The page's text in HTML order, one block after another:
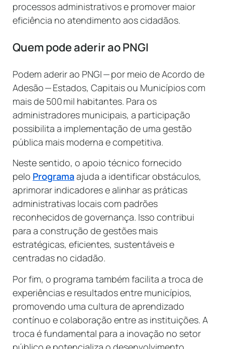
processos administrativos e promover maior
eficiência no atendimento aos cidadãos.
Quem pode aderir ao PNGI
Podem aderir ao PNGI — por meio de Acordo de
Adesão — Estados, Capitais ou Municípios com
mais de 500 mil habitantes. Para os
administradores municipais, a participação
possibilita a implementação de uma gestão
pública mais moderna e competitiva.
Neste sentido, o apoio técnico fornecido
pelo Programaajuda a identificar obstáculos,
aprimorar indicadores e alinhar as práticas
administrativas locais com padrões
reconhecidos de governança. Isso contribui
para a construção de gestões mais
estratégicas, eficientes, sustentáveis e
centradas no cidadão.
Por fim, o programa também facilita a troca de
experiências e resultados entre municípios,
promovendo uma cultura de aprendizado
contínuo e colaboração entre as instituições. A
troca é fundamental para a inovação no setor